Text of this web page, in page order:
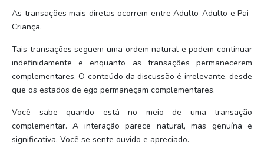
As transações mais diretas ocorrem entre Adulto-Adulto e Pai-
Criança.
Tais transações seguem uma ordem natural e podem continuar
indefinidamente e enquanto as transações permanecerem
complementares. O conteúdo da discussão é irrelevante, desde
que os estados de ego permaneçam complementares.
Você sabe quando está no meio de uma transação
complementar. A interação parece natural, mas genuína e
significativa. Você se sente ouvido e apreciado.